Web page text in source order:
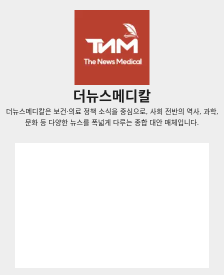
더뉴스메디칼
더뉴스메디칼은 보건·의료 정책 소식을 중심으로, 사회 전반의 역사, 과학,
문화 등 다양한 뉴스를 폭넓게 다루는 종합 대안 매체입니다.